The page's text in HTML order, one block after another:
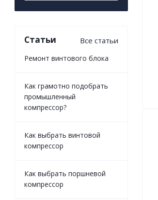
Статьи Все статьи
Ремонт винтового блока
Как грамотно подобрать
промышленный
компрессор?
Как выбрать винтовой
компрессор
Как выбрать поршневой
компрессор